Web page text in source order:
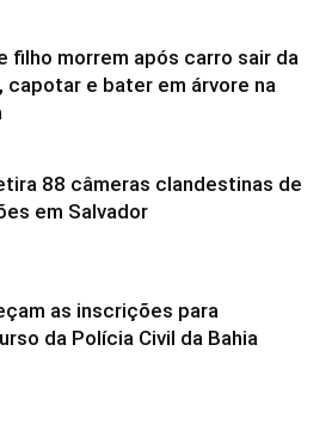
filho morrem após carro sair da
capotar e bater em árvore na
88 câmeras clandestinas de
em Salvador
as inscrições para
da Polícia Civil da Bahia